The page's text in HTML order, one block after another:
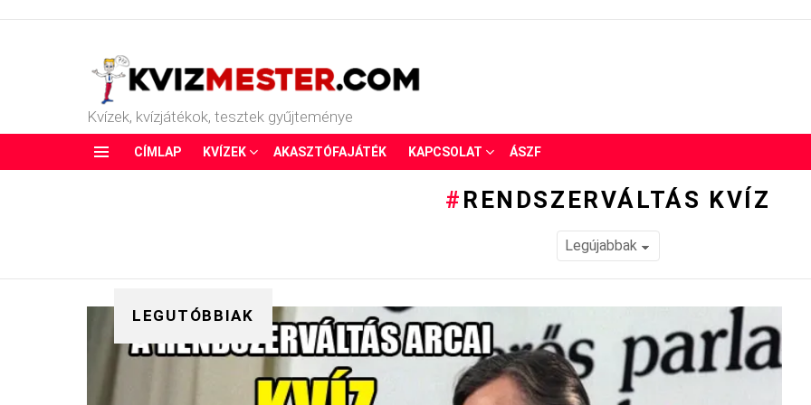
Kvízek, kvízjátékok, tesztek gyűjteménye
CÍMLAP KVÍZEK AKASZTÓFAJÁTÉK KAPCSOLAT ÁSZF
RENDSZERVÁLTÁS KVÍZ
LEGUTÓBBIAK